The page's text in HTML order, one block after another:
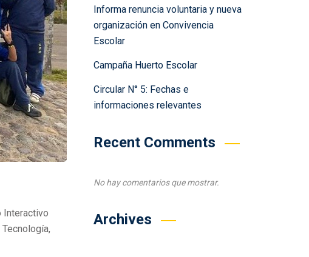
Interactivo
Informa renuncia voluntaria y nueva
organización en Convivencia
Escolar
Campaña Huerto Escolar
Circular N° 5: Fechas e
informaciones relevantes
Recent Comments
No hay comentarios que mostrar.
Archives